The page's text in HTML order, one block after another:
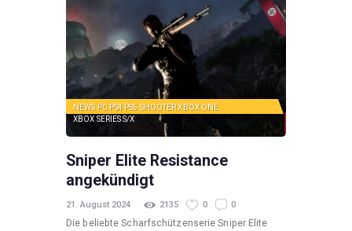
NEWS PC PS4 PS5 SHOOTERXBOX ONE
XBOX SERIES S/X
Sniper Elite Resistance
angekündigt
21. August 2024 2135 0 0
Die beliebte Scharfschützenserie Sniper Elite